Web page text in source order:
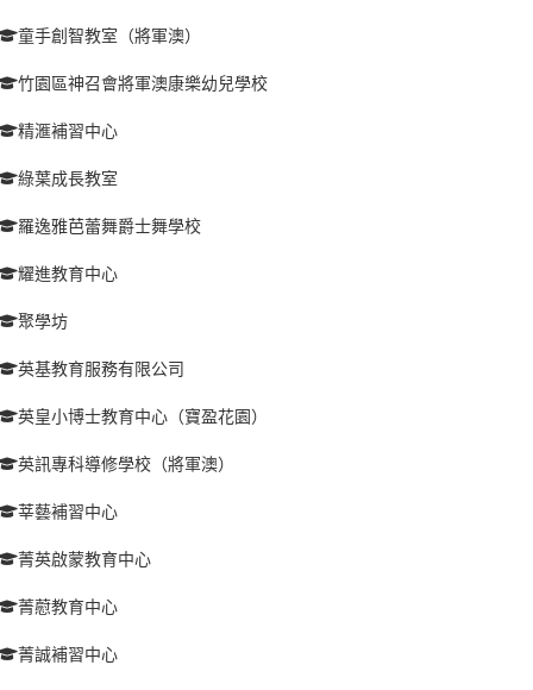
童手創智教室（將軍澳）
竹園區神召會將軍澳康樂幼兒學校
精滙補習中心
綠葉成長教室
羅逸雅芭蕾舞爵士舞學校
耀進教育中心
聚學坊
英基教育服務有限公司
英皇小博士教育中心（寶盈花園）
英訊專科導修學校（將軍澳）
莘藝補習中心
菁英啟蒙教育中心
菁藯教育中心
菁誠補習中心